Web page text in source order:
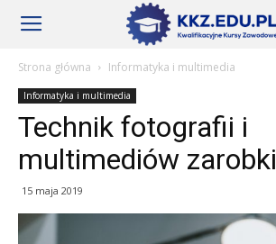
Szkoły
KKZ
Strona główna Informatyka i multimedia
Informatyka i multimedia
Technik fotografii i
multimediów zarobki
15 maja 2019